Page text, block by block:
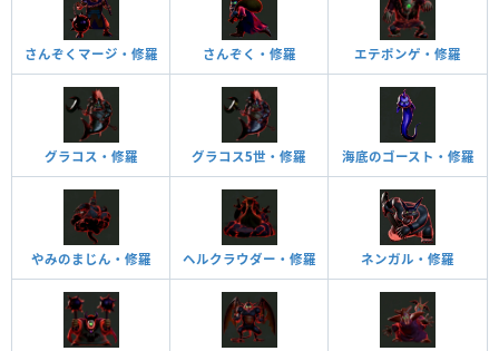
さんぞくマージ・修羅 さんぞく・修羅 エテポンゲ・修羅
グラコス・修羅 グラコス5世・修羅 海底のゴースト・修羅
やみのまじん・修羅 ヘルクラウダー・修羅 ネンガル・修羅